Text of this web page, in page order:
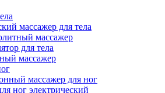
массажер для тела
массажер
для тела
массажер
массажер для ног
ног электрический